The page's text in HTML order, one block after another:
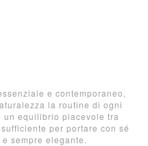
e contemporaneo,
la routine di ogni
un equilibrio piacevole tra
per portare con sé
sempre elegante.